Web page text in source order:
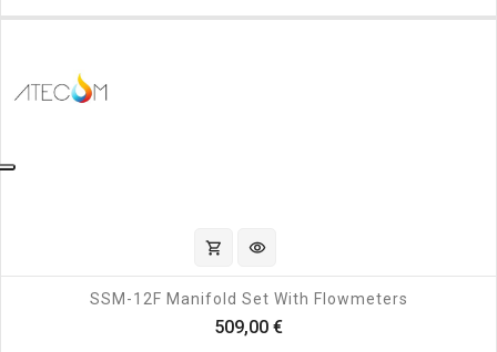
shopping_cart visibility
SSM-12F Manifold Set With Flowmeters
509,00 €Prezzo